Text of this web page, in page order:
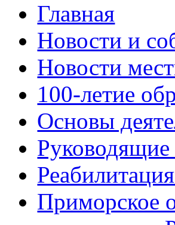
Главная
Новости и
Новости
100-летие
Основы
Приморское